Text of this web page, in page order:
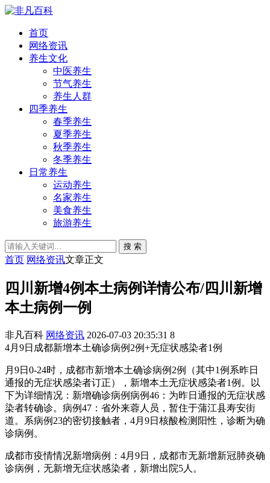
首页
网络资讯
养生文化
中医养生
节气养生
养生人群
四季养生
春季养生
夏季养生
秋季养生
冬季养生
日常养生
运动养生
名家养生
美食养生
旅游养生
搜 索
首页 网络资讯文章正文
四川新增4例本土病例详情公布/四川新增
本土病例一例
非凡百科 网络资讯 2026-07-03 20:35:31 8
4月9日成都新增本土确诊病例2例+无症状感染者1例
月9日0-24时，成都市新增本土确诊病例2例（其中1例系昨日
通报的无症状感染者订正），新增本土无症状感染者1例。以
下为详细情况：新增确诊病例病例46：为昨日通报的无症状感
染者转确诊。病例47：省外来蓉人员，暂住于蒲江县寿安街
道。系病例23的密切接触者，4月9日核酸检测阳性，诊断为确
诊病例。
成都市疫情情况新增病例：4月9日，成都市无新增新冠肺炎确
诊病例，无新增无症状感染者，新增出院5人。